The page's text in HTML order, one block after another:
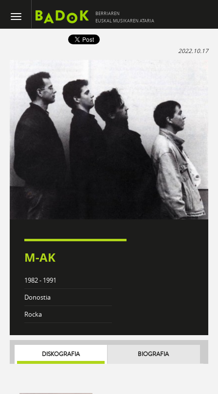
BERRIAREN
EUSKAL MUSIKAREN ATARIA
2022.10.17
M-AK
1982 - 1991
Donostia
Rocka
DISKOGRAFIA BIOGRAFIA